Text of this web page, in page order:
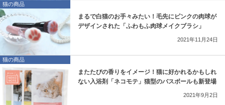
猫の商品
まるで白猫のお手々みたい！毛先にピンクの肉球が
デザインされた「ふわもふ肉球メイクブラシ」
2021年11月24日
猫の商品
またたびの香りをイメージ！猫に好かれるかもしれ
ない入浴剤「ネコモテ」猫型のバスボールも新登場
2021年9月2日